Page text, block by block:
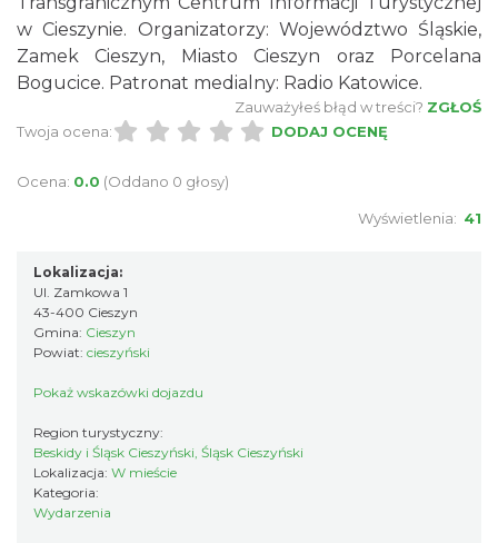
2026-08-16
0.10 km
Cieszyn
w Cieszynie. Organizatorzy: Województwo Śląskie,
Zamek Cieszyn, Miasto Cieszyn oraz Porcelana
Bogucice. Patronat medialny: Radio Katowice.
Zauważyłeś błąd w treści? ZGŁOŚ
Twoja ocena:
DODAJ OCENĘ
Ocena: 0.0 (Oddano 0 głosy)
Wyświetlenia: 41
Lokalizacja:
Ul. Zamkowa 1
43-400 Cieszyn
Gmina: Cieszyn
Powiat: cieszyński
Pokaż wskazówki dojazdu
Region turystyczny:
Beskidy i Śląsk Cieszyński, Śląsk Cieszyński
Lokalizacja: W mieście
Kategoria:
Wydarzenia